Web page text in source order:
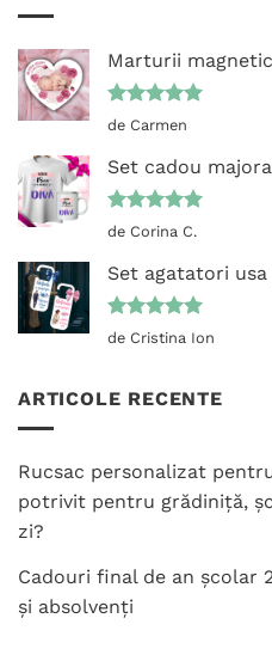
Marturii
Evaluat la
de Carmen
Set cadou
Evaluat la
de Corina C.
Set agatatori
Evaluat la
de Cristina Ion
ARTICOLE RECENTE
Rucsac personalizat
potrivit pentru grădiniță,
zi?
Cadouri final de an școlar
și absolvenți